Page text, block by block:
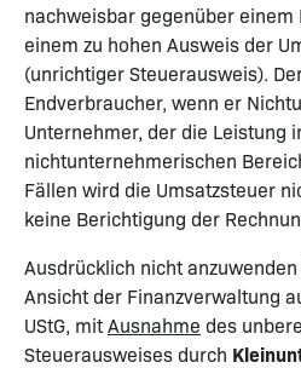
nachweisbar gegenüber
einem zu hohen Ausweis der
(unrichtiger Steuerausweis).
Endverbraucher, wenn er
Unternehmer, der die Leistung
nichtunternehmerischen
Fällen wird die Umsatzsteuer
keine Berichtigung der
Ausdrücklich nicht
Ansicht der Finanzverwaltung
UStG, mitAusnahme des
Steuerausweises durch